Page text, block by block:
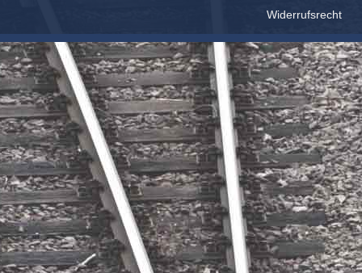
Widerrufsrecht